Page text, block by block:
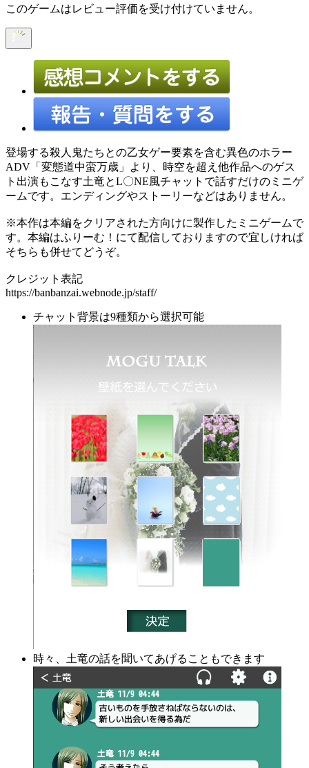
このゲームはレビュー評価を受け付けていません。
登場する殺人鬼たちとの乙女ゲー要素を含む異色のホラー
ADV「変態道中蛮万歳」より、時空を超え他作品へのゲス
ト出演もこなす土竜とL〇NE風チャットで話すだけのミニゲ
ームです。エンディングやストーリーなどはありません。
※本作は本編をクリアされた方向けに製作したミニゲームで
す。本編はふりーむ！にて配信しておりますので宜しければ
そちらも併せてどうぞ。
クレジット表記
https://banbanzai.webnode.jp/staff/
チャット背景は9種類から選択可能
時々、土竜の話を聞いてあげることもできます